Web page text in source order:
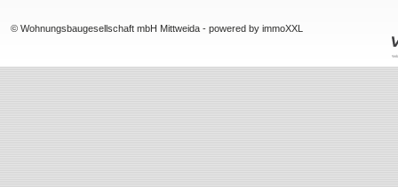
© Wohnungsbaugesellschaft mbH Mittweida -powered by immoXXL